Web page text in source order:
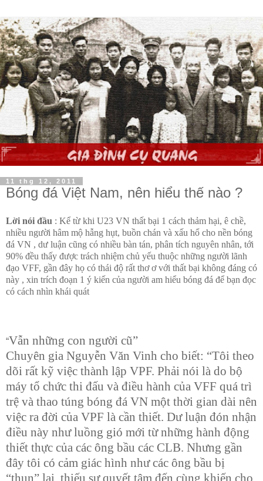
11 thg 12, 2011
Bóng đá Việt Nam, nên hiểu thế nào ?
Lời nói đầu : Kể từ khi U23 VN thất bại 1 cách thảm hại, ê chề,
nhiều người hâm mộ hẫng hụt, buồn chán và xấu hổ cho nền bóng
đá VN , dư luận cũng có nhiều bàn tán, phân tích nguyên nhân, tới
90% đều thấy được trách nhiệm chủ yếu thuộc những người lãnh
đạo VFF, gần đây họ có thái độ rất thơ ơ với thất bại không đáng có
này , xin trích đoạn 1 ý kiến của người am hiểu bóng đá để bạn đọc
có cách nhìn khái quát
“Vẫn những con người cũ”
Chuyên gia Nguyễn Văn Vinh cho biết: “Tôi theo
dõi rất kỹ việc thành lập VPF. Phải nói là do bộ
máy tổ chức thi đấu và điều hành của VFF quá trì
trệ và thao túng bóng đá VN một thời gian dài nên
việc ra đời của VPF là cần thiết. Dư luận đón nhận
điều này như luồng gió mới từ những hành động
thiết thực của các ông bầu các CLB. Nhưng gần
đây tôi có cảm giác hình như các ông bầu bị
“thun” lại, thiếu sự quyết tâm đến cùng khiến cho